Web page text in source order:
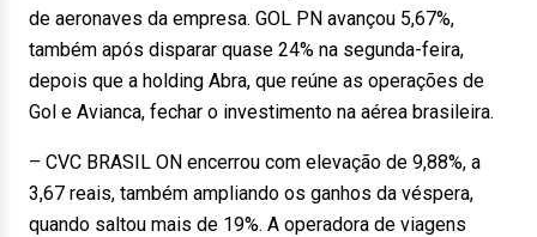
de aeronaves da empresa. GOL PN avançou 5,67%,
também após disparar quase 24% na segunda-feira,
depois que a holding Abra, que reúne as operações de
Gol e Avianca, fechar o investimento na aérea brasileira.
– CVC BRASIL ON encerrou com elevação de 9,88%, a
3,67 reais, também ampliando os ganhos da véspera,
quando saltou mais de 19%. A operadora de viagens